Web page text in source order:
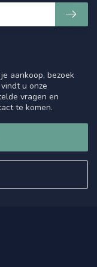
aankoop, bezoek
u onze
vragen en
te komen.